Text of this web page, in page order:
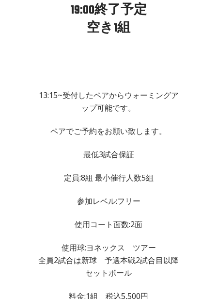
19:00終了予定
空き1組
13:15~受付したペアからウォーミングア
ップ可能です。
ペアでご予約をお願い致します。
最低3試合保証
定員:8組 最小催行人数5組
参加レベル:フリー
使用コート面数:2面
使用球:ヨネックス ツアー
全員2試合は新球 予選本戦2試合目以降
セットボール
料金:1組 税込5,500円